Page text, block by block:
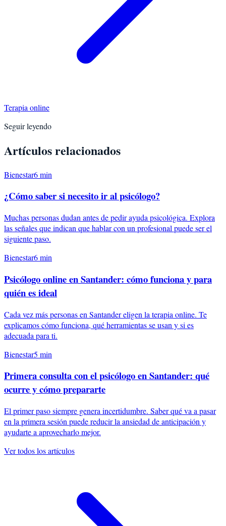
Terapia online
Seguir leyendo
Artículos relacionados
Bienestar6min
¿Cómo saber si necesito ir al psicólogo?
Muchas personas dudan antes de pedir ayuda psicológica. Explora
las señales que indican que hablar con un profesional puede ser el
siguiente paso.
Bienestar6min
Psicólogo online en Santander: cómo funciona y para
quién es ideal
Cada vez más personas en Santander eligen la terapia online. Te
explicamos cómo funciona, qué herramientas se usan y si es
adecuada para ti.
Bienestar5 min
Primera consulta con el psicólogo en Santander: qué
ocurre y cómo prepararte
El primer paso siempre genera incertidumbre. Saber qué va a pasar
en la primera sesión puede reducir la ansiedad de anticipación y
ayudarte a aprovecharlo mejor.
Ver todos los artículos